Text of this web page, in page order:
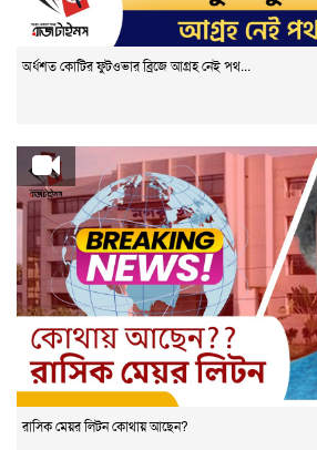
অর্ধশত কোটির ফুটওভার ব্রিজে আগ্রহ নেই পথ...
রাসিক মেয়র লিটন কোথায় আছেন?